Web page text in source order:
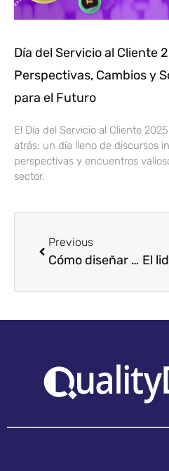
Día del Servicio al Cliente
Perspectivas, Cambios y
para el Futuro
El Día del Servicio al Cliente
atrás: un día lleno de discursos
perspectivas y encuentros
sector.
Previous
Cómo diseñar formaciones personalizadas para tus empleados